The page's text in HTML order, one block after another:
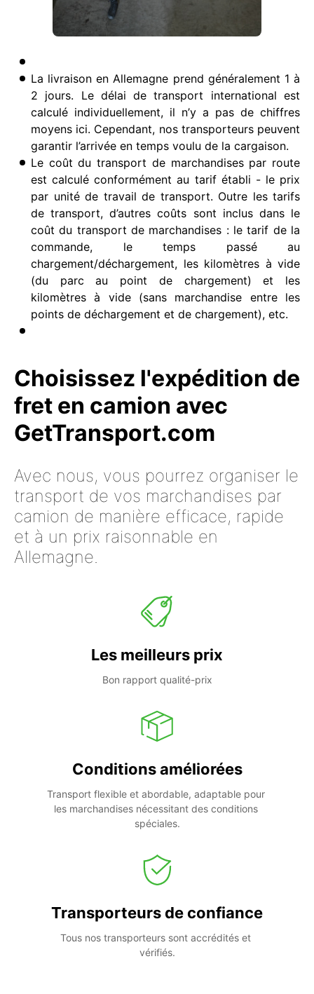
La livraison en Allemagne prend généralement 1 à
2 jours. Le délai de transport international est
calculé individuellement, il n’y a pas de chiffres
moyens ici. Cependant, nos transporteurs peuvent
garantir l’arrivée en temps voulu de la cargaison.
Le coût du transport de marchandises par route
est calculé conformément au tarif établi - le prix
par unité de travail de transport. Outre les tarifs
de transport, d’autres coûts sont inclus dans le
coût du transport de marchandises : le tarif de la
commande, le temps passé au
chargement/déchargement, les kilomètres à vide
(du parc au point de chargement) et les
kilomètres à vide (sans marchandise entre les
points de déchargement et de chargement), etc.
Choisissez l'expédition de
fret en camion avec
GetTransport.com
Avec nous, vous pourrez organiser le
transport de vos marchandises par
camion de manière efficace, rapide
et à un prix raisonnable en
Allemagne.
Les meilleurs prix
Bon rapport qualité-prix
Conditions améliorées
Transport flexible et abordable, adaptable pour
les marchandises nécessitant des conditions
spéciales.
Transporteurs de confiance
Tous nos transporteurs sont accrédités et
vérifiés.